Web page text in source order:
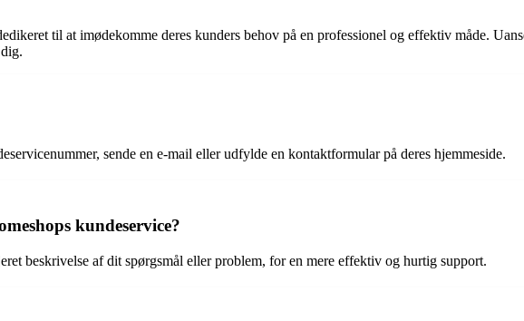
til at imødekomme deres kunders behov på en professionel og effektiv måde.
sende en e-mail eller udfylde en kontaktformular på deres hjemmeside.
kundeservice?
beskrivelse af dit spørgsmål eller problem, for en mere effektiv og hurtig support.